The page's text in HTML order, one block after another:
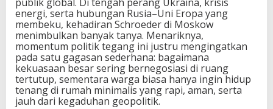
energi, serta hubungan Rusia–Uni Eropa yang
membeku, kehadiran Schroeder di Moskow
menimbulkan banyak tanya. Menariknya,
momentum politik tegang ini justru mengingatkan
pada satu gagasan sederhana: bagaimana
kekuasaan besar sering bernegosiasi di ruang
tertutup, sementara warga biasa hanya ingin hidup
tenang di rumah minimalis yang rapi, aman, serta
jauh dari kegaduhan geopolitik.